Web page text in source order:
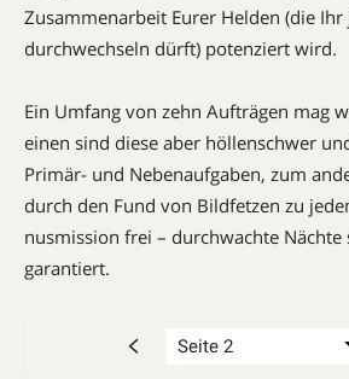
Zusammenarbeit Eurer Helden (die Ihr
durchwechseln dürft) potenziert wird.
Ein Umfang von zehn Aufträgen mag
einen sind diese aber höllenschwer
Primär- und Nebenaufgaben, zum
durch den Fund von Bildfetzen zu
nus­­mission frei – durchwachte
garantiert.